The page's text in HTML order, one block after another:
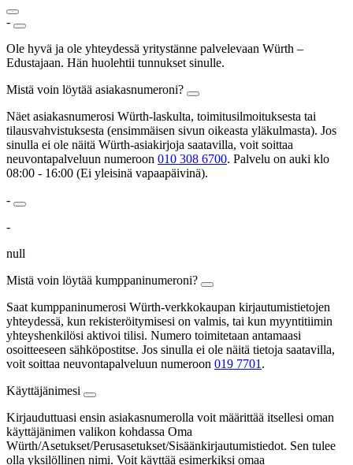
-
Ole hyvä ja ole yhteydessä yritystänne palvelevaan Würth –
Edustajaan. Hän huolehtii tunnukset sinulle.
Mistä voin löytää asiakasnumeroni?
Näet asiakasnumerosi Würth-laskulta, toimitusilmoituksesta tai
tilausvahvistuksesta (ensimmäisen sivun oikeasta yläkulmasta). Jos
sinulla ei ole näitä Würth-asiakirjoja saatavilla, voit soittaa
neuvontapalveluun numeroon 010 308 6700. Palvelu on auki klo
08:00 - 16:00 (Ei yleisinä vapaapäivinä).
-
-
null
Mistä voin löytää kumppaninumeroni?
Saat kumppaninumerosi Würth-verkkokaupan kirjautumistietojen
yhteydessä, kun rekisteröitymisesi on valmis, tai kun myyntitiimin
yhteyshenkilösi aktivoi tilisi. Numero toimitetaan antamaasi
osoitteeseen sähköpostitse. Jos sinulla ei ole näitä tietoja saatavilla,
voit soittaa neuvontapalveluun numeroon 019 7701 .
Käyttäjänimesi
Kirjauduttuasi ensin asiakasnumerolla voit määrittää itsellesi oman
käyttäjänimen valikon kohdassa Oma
Würth/Asetukset/Perusasetukset/Sisäänkirjautumistiedot. Sen tulee
olla yksilöllinen nimi. Voit käyttää esimerkiksi omaa